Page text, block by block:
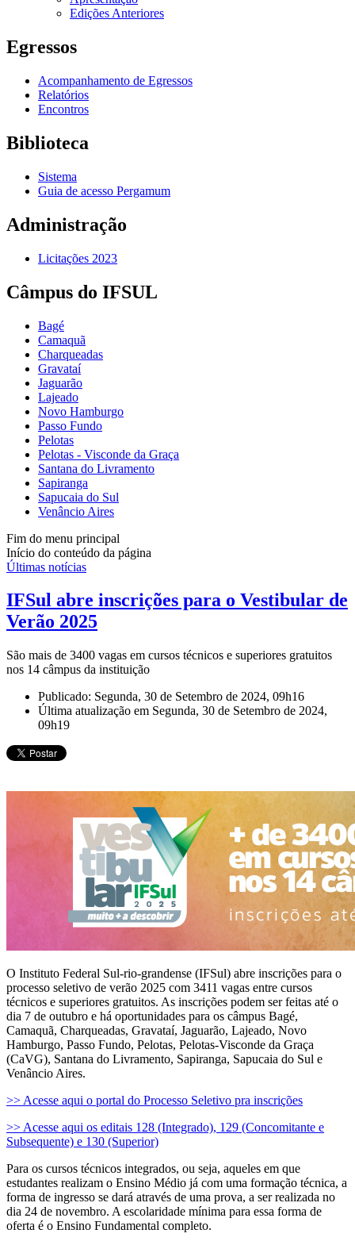
Edições Anteriores
Egressos
Acompanhamento de Egressos
Relatórios
Encontros
Biblioteca
Sistema
Guia de acesso Pergamum
Administração
Licitações 2023
Câmpus do IFSUL
Bagé
Camaquã
Charqueadas
Gravataí
Jaguarão
Lajeado
Novo Hamburgo
Passo Fundo
Pelotas
Pelotas - Visconde da Graça
Santana do Livramento
Sapiranga
Sapucaia do Sul
Venâncio Aires
Fim do menu principal
Início do conteúdo da página
Últimas notícias
IFSul abre inscrições para o Vestibular de
Verão 2025
São mais de 3400 vagas em cursos técnicos e superiores gratuitos
nos 14 câmpus da instituição
Publicado: Segunda, 30 de Setembro de 2024, 09h16
Última atualização em Segunda, 30 de Setembro de 2024,
09h19
O Instituto Federal Sul-rio-grandense (IFSul) abre inscrições para o
processo seletivo de verão 2025 com 3411 vagas entre cursos
técnicos e superiores gratuitos. As inscrições podem ser feitas até o
dia 7 de outubro e há oportunidades para os câmpus Bagé,
Camaquã, Charqueadas, Gravataí, Jaguarão, Lajeado, Novo
Hamburgo, Passo Fundo, Pelotas, Pelotas-Visconde da Graça
(CaVG), Santana do Livramento, Sapiranga, Sapucaia do Sul e
Venâncio Aires.
>> Acesse aqui o portal do Processo Seletivo pra inscrições
>> Acesse aqui os editais 128 (Integrado), 129 (Concomitante e
Subsequente) e 130 (Superior)
Para os cursos técnicos integrados, ou seja, aqueles em que
estudantes realizam o Ensino Médio já com uma formação técnica, a
forma de ingresso se dará através de uma prova, a ser realizada no
dia 24 de novembro. A escolaridade mínima para essa forma de
oferta é o Ensino Fundamental completo.